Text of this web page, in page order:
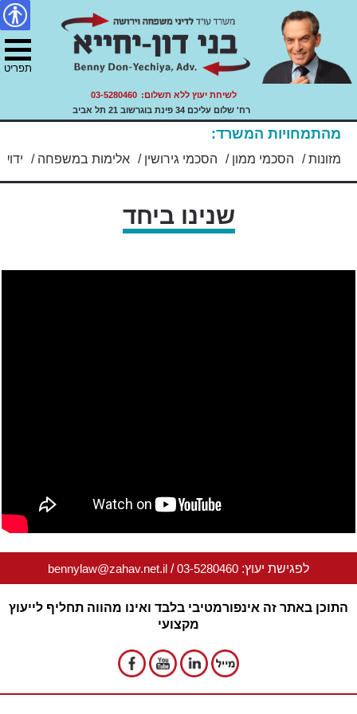
עו"ד בני דון יחייא
דיני משפחה, ירושה ועזבונות.
נגישות
content
לשיחת יעוץ ללא תשלום: 03-5280460
רח' שלום עליכם 34 פינת בוגרשוב 21 תל אביב
מהתמחויות המשרד:
מזונות/ הסכמי ממון / הסכמי גירושין / אלימות במשפחה /
שנינו ביחד
לפגישת יעוץ: 03-5280460
/
bennylaw@zahav.net.il
התוכן באתר זה אינפורמטיבי בלבד ואינו מהווה תחליף לייעוץ
מקצועי
תפריט